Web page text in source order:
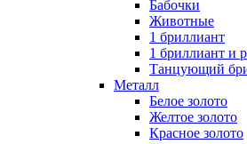
Бабочки
Животные
1 бриллиант
1 бриллиант и
Танцующий
Металл
Белое золото
Желтое золото
Красное золото